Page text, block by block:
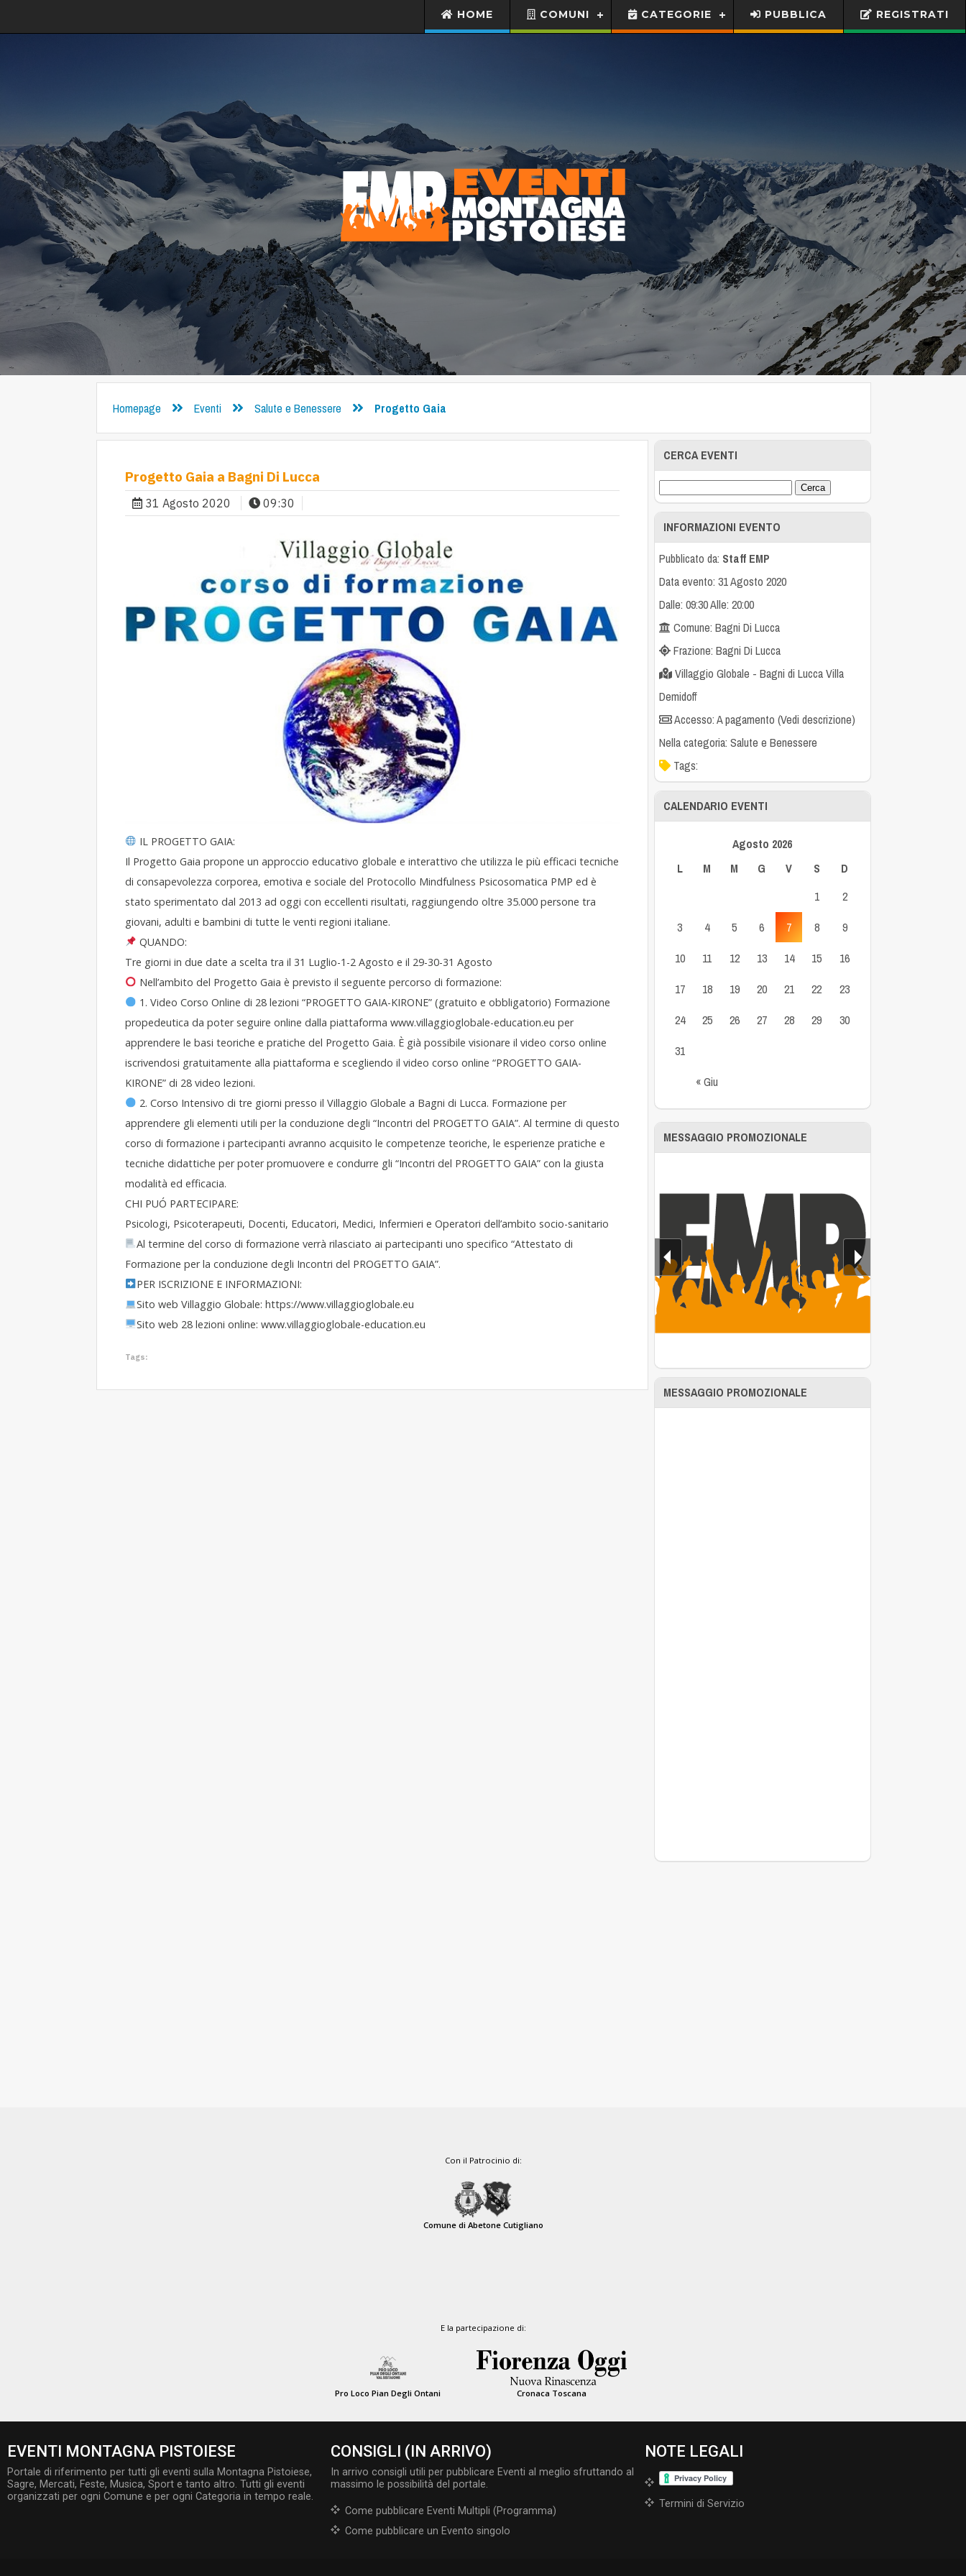
HOME COMUNI CATEGORIE PUBBLICA REGISTRATI
Homepage Eventi Salute e Benessere Progetto Gaia
Progetto Gaia a Bagni Di Lucca
31 Agosto 2020 09:30
IL PROGETTO GAIA:
Il Progetto Gaia propone un approccio educativo globale e interattivo che utilizza le più efficaci tecniche
di consapevolezza corporea, emotiva e sociale del Protocollo Mindfulness Psicosomatica PMP ed è
stato sperimentato dal 2013 ad oggi con eccellenti risultati, raggiungendo oltre 35.000 persone tra
giovani, adulti e bambini di tutte le venti regioni italiane.
QUANDO:
Tre giorni in due date a scelta tra il 31 Luglio-1-2 Agosto e il 29-30-31 Agosto
Nell’ambito del Progetto Gaia è previsto il seguente percorso di formazione:
1. Video Corso Online di 28 lezioni “PROGETTO GAIA-KIRONE” (gratuito e obbligatorio) Formazione
propedeutica da poter seguire online dalla piattaforma www.villaggioglobale-education.eu per
apprendere le basi teoriche e pratiche del Progetto Gaia. È già possibile visionare il video corso online
iscrivendosi gratuitamente alla piattaforma e scegliendo il video corso online “PROGETTO GAIA-
KIRONE” di 28 video lezioni.
2. Corso Intensivo di tre giorni presso il Villaggio Globale a Bagni di Lucca. Formazione per
apprendere gli elementi utili per la conduzione degli “Incontri del PROGETTO GAIA”. Al termine di questo
corso di formazione i partecipanti avranno acquisito le competenze teoriche, le esperienze pratiche e
tecniche didattiche per poter promuovere e condurre gli “Incontri del PROGETTO GAIA” con la giusta
modalità ed efficacia.
CHI PUÓ PARTECIPARE:
Psicologi, Psicoterapeuti, Docenti, Educatori, Medici, Infermieri e Operatori dell’ambito socio-sanitario
Al termine del corso di formazione verrà rilasciato ai partecipanti uno specifico “Attestato di
Formazione per la conduzione degli Incontri del PROGETTO GAIA”.
PER ISCRIZIONE E INFORMAZIONI:
Sito web Villaggio Globale: https://www.villaggioglobale.eu
Sito web 28 lezioni online: www.villaggioglobale-education.eu
Tags:
CERCA EVENTI
INFORMAZIONI EVENTO
Pubblicato da: Staff EMP
Data evento: 31 Agosto 2020
Dalle: 09:30 Alle: 20:00
Comune: Bagni Di Lucca
Frazione: Bagni Di Lucca
Villaggio Globale - Bagni di Lucca Villa
Demidoff
Accesso: A pagamento (Vedi descrizione)
Nella categoria:Salute e Benessere
Tags:
CALENDARIO EVENTI
Agosto 2026
L
M M G V S D
« Giu
1
2
3
4 5 6 7 8
9
10
11 12 13 14 15
16
17
18 19 20 21 22
23
24
25 26 27 28 29
30
31
MESSAGGIO PROMOZIONALE
MESSAGGIO PROMOZIONALE
Con il Patrocinio di:
Comune di Abetone Cutigliano
E la partecipazione di:
Pro Loco Pian Degli Ontani Cronaca Toscana
EVENTI MONTAGNA PISTOIESE
Portale di riferimento per tutti gli eventi sulla Montagna Pistoiese,
Sagre, Mercati, Feste, Musica, Sport e tanto altro. Tutti gli eventi
organizzati per ogni Comune e per ogni Categoria in tempo reale.
CONSIGLI (IN ARRIVO)
In arrivo consigli utili per pubblicare Eventi al meglio sfruttando al
massimo le possibilità del portale.
Come pubblicare Eventi Multipli (Programma)
Come pubblicare un Evento singolo
NOTE LEGALI
Termini di Servizio